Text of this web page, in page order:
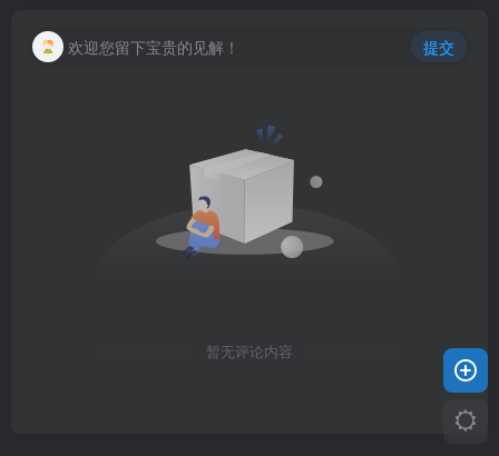
欢迎您留下宝贵的见解！ 提交
暂无评论内容